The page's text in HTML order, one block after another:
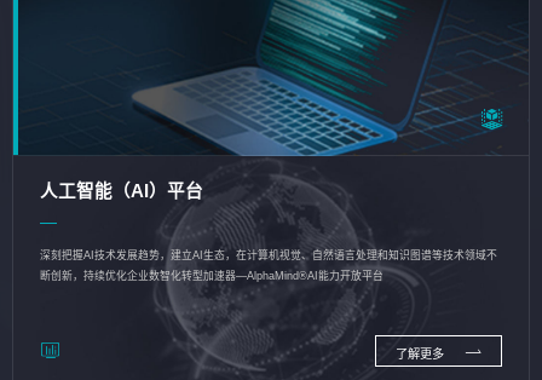
人工智能（AI）平台
深刻把握AI技术发展趋势，建立AI生态，在计算机视觉、自然语言处理和知识图谱等技术领域不
断创新，持续优化企业数智化转型加速器—AlphaMind®AI能力开放平台
了解更多